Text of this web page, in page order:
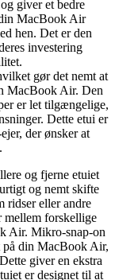
giver et bedre
MacBook Air
hen. Det er den
investering
gør det nemt at
MacBook Air. Den
er let tilgængelige,
Dette etui er
der ønsker at
og fjerne etuiet
og nemt skifte
ridser eller andre
mellem forskellige
Air. Mikro-snap-on
på din MacBook Air,
giver en ekstra
er designet til at